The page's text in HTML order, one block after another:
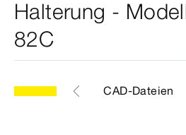
Halterung -
82C
Etiketten CAD-Dateien